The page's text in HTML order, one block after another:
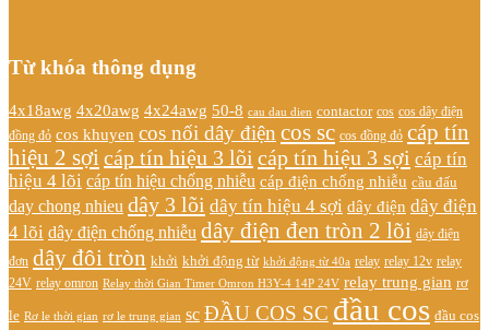
Từ khóa thông dụng
4x18awg 4x20awg 4x24awg 50-8 cau dau dien contactor cos cos dây điện
đồng đỏ cos khuyen cos nối dây điện cos sc cos đồng đỏ cáp tín
hiệu 2 sợi cáp tín hiệu 3 lõi cáp tín hiệu 3 sợi cáp tín
hiệu 4 lõi cáp tín hiệu chống nhiễu cáp điện chống nhiễu cầu đấu
day chong nhieu dây 3 lõi dây tín hiệu 4 sợi dây điện dây điện
4 lõi dây điện chống nhiễu dây điện đen tròn 2 lõi dây điện
đơn dây đôi tròn khởi khởi động từ khởi động từ 40a relay relay 12v relay
24V relay omron Relay thời Gian Timer Omron H3Y-4 14P 24V relay trung gian rơ
le Rơ le thời gian rơ le trung gian sc ĐẦU COS SC đầu cos đầu cos